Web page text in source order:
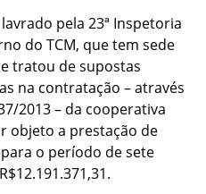
pela 23ª Inspetoria
do TCM, que tem sede
tratou de supostas
na contratação – através
2013 – da cooperativa
objeto a prestação de
o período de sete